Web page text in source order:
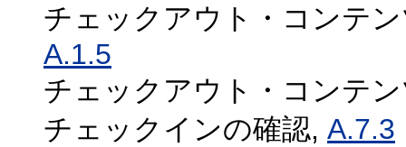
チェックアウト・コンテ
A.1.5
チェックアウト・コンテ
チェックインの確認, A.7.3